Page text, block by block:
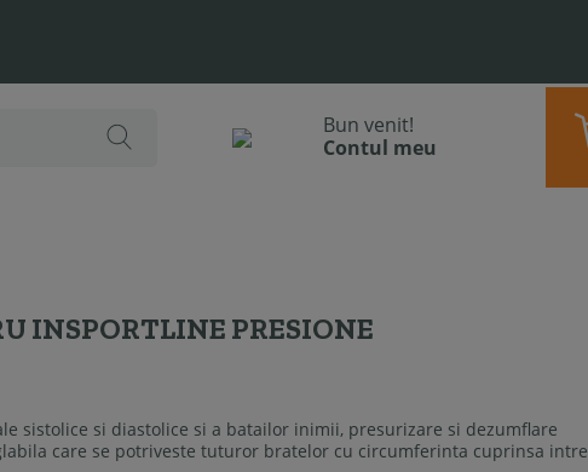
bun venit!
contul meu
INSPORTLINE PRESIONE
sistolice si diastolice si a batailor inimii, presurizare si dezumflare
care se potriveste tuturor bratelor cu circumferinta cuprinsa intre